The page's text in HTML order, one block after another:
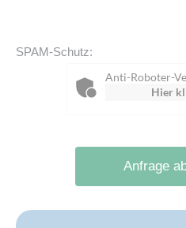
SPAM-Schutz:
Anti-Roboter-
Hier
Anfrage